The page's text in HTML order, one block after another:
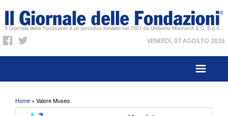
VENERDÌ, 07 AGOSTO 2026
Tu sei qui
Home » Valore Museo